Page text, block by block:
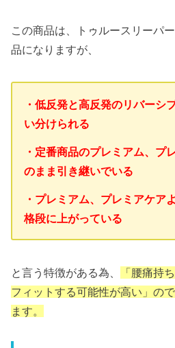
この商品は、トゥルースリーパ
品になりますが、
・低反発と高反発のリバーシ
い分けられる
・定番商品のプレミアム、プ
のまま引き継いでいる
・プレミアム、プレミアケア
格段に上がっている
と言う特徴がある為、
「腰痛持
フィットする可能性が高い」の
ます。